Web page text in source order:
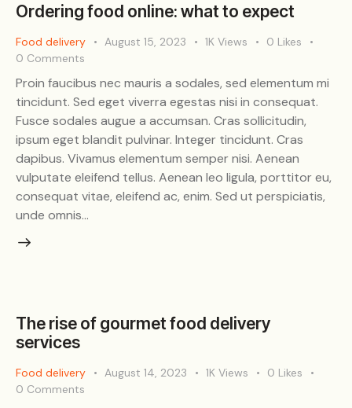
Ordering food online: what to expect
Food delivery August 15, 2023 1K Views 0 Likes
0 Comments
Proin faucibus nec mauris a sodales, sed elementum mi
tincidunt. Sed eget viverra egestas nisi in consequat.
Fusce sodales augue a accumsan. Cras sollicitudin,
ipsum eget blandit pulvinar. Integer tincidunt. Cras
dapibus. Vivamus elementum semper nisi. Aenean
vulputate eleifend tellus. Aenean leo ligula, porttitor eu,
consequat vitae, eleifend ac, enim. Sed ut perspiciatis,
unde omnis…
The rise of gourmet food delivery
services
Food delivery August 14, 2023 1K Views 0 Likes
0 Comments